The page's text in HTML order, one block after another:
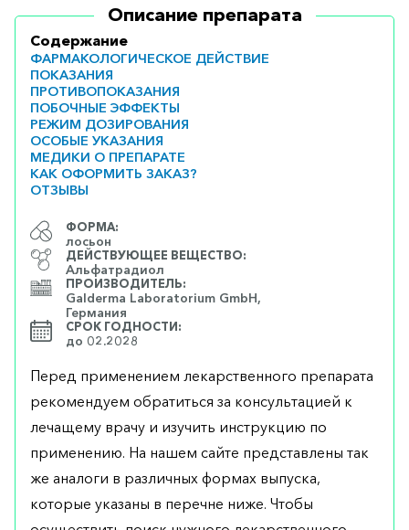
Описание препарата
Содержание
ФАРМАКОЛОГИЧЕСКОЕ ДЕЙСТВИЕ
ПОКАЗАНИЯ
ПРОТИВОПОКАЗАНИЯ
ПОБОЧНЫЕ ЭФФЕКТЫ
РЕЖИМ ДОЗИРОВАНИЯ
ОСОБЫЕ УКАЗАНИЯ
МЕДИКИ О ПРЕПАРАТЕ
КАК ОФОРМИТЬ ЗАКАЗ?
ОТЗЫВЫ
ФОРМА:
лосьон
ДЕЙСТВУЮЩЕЕ ВЕЩЕСТВО:
Альфатрадиол
ПРОИЗВОДИТЕЛЬ:
Galderma Laboratorium GmbH,
Германия
СРОК ГОДНОСТИ:
до 02.2028
Перед применением лекарственного препарата
рекомендуем обратиться за консультацией к
лечащему врачу и изучить инструкцию по
применению. На нашем сайте представлены так
же аналоги в различных формах выпуска,
которые указаны в перечне ниже. Чтобы